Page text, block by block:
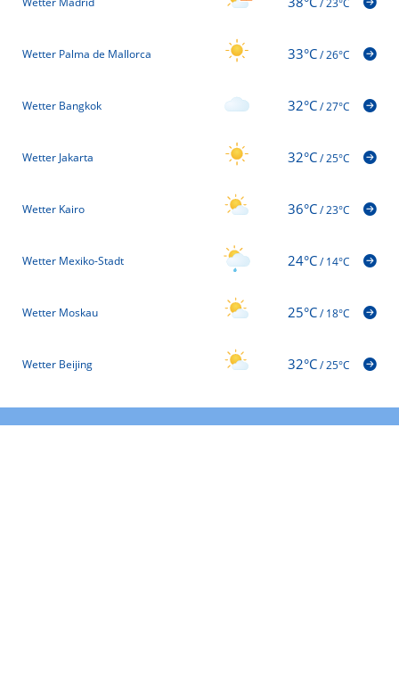
/23°C
Wetter Palma de Mallorca 33°C/26°C
Wetter Bangkok 32°C/27°C
Wetter Jakarta 32°C/25°C
Wetter Kairo 36°C/23°C
Wetter Mexiko-Stadt 24°C/14°C
Wetter Moskau 25°C/18°C
Wetter Beijing 32°C/25°C